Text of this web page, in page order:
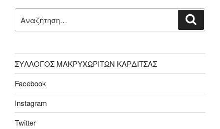
για:
ΣΥΛΛΟΓΟΣ ΜΑΚΡΥΧΩΡΙΤΩΝ ΚΑΡΔΙΤΣΑΣ
Facebook
Instagram
Twitter